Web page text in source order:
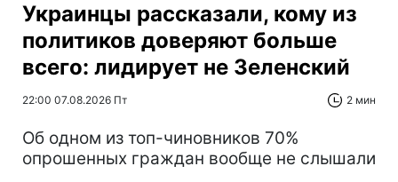
Украинцы рассказали, кому из
политиков доверяют больше
всего: лидирует не Зеленский
22:00 07.08.2026 Пт 2 мин
Об одном из топ-чиновников 70%
опрошенных граждан вообще не слышали